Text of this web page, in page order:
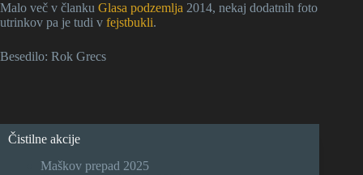
Malo več v članku Glasa podzemlja 2014, nekaj dodatnih foto
utrinkov pa je tudi v fejstbukli.
Besedilo: Rok Grecs
Čistilne akcije
Maškov prepad 2025